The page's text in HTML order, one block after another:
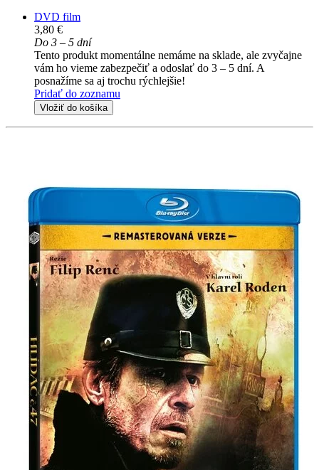
DVD film
3,80 €
Do 3 – 5 dní
Tento produkt momentálne nemáme na sklade, ale zvyčajne
vám ho vieme zabezpečiť a odoslať do 3 – 5 dní. A
posnažíme sa aj trochu rýchlejšie!
Pridať do zoznamu
Vložiť do košíka